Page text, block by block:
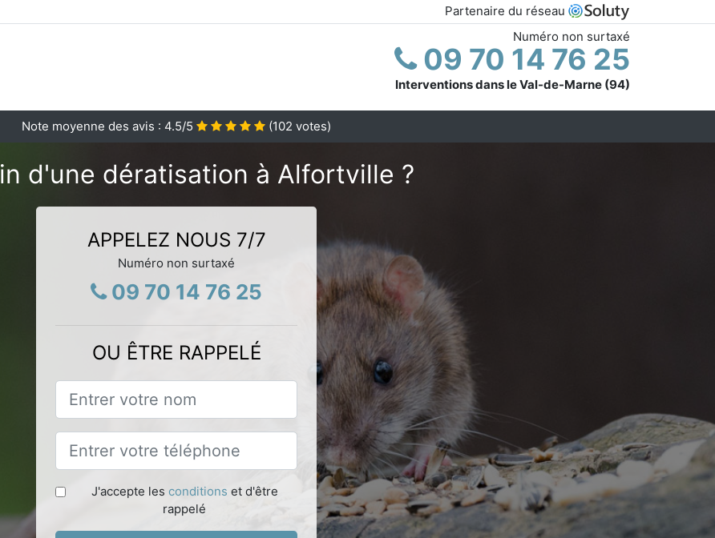
Partenaire du réseau
Numéro non surtaxé
09 70 14 76 25
Interventions dans le Val-de-Marne (94)
Note moyenne des avis : 4.5/5 (102 votes)
d'une dératisation à Alfortville ?
APPELEZ NOUS 7/7
Numéro non surtaxé
09 70 14 76 25
OU ÊTRE RAPPELÉ
J'accepte les conditions et d'être
rappelé